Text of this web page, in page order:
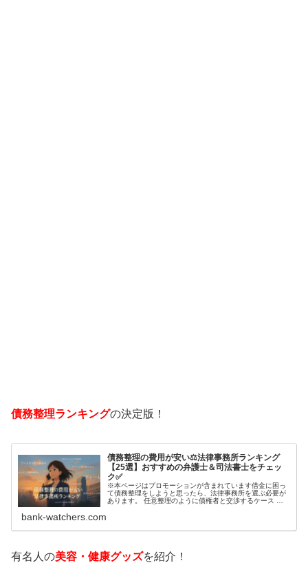
債務整理ランキングの決定版！
債務整理の費用が安い⚖️法律事務所ランキング
【25選】おすすめの弁護士＆司法書士をチェッ
ク✅
※本ページはプロモーションが含まれています借金に困っ
て債務整理をしようと思ったら、法律事務所を選ぶ必要が
あります。 任意整理のように債権者と交渉するケース 自
bank-watchers.com
有名人の美容・健康グッズを紹介！